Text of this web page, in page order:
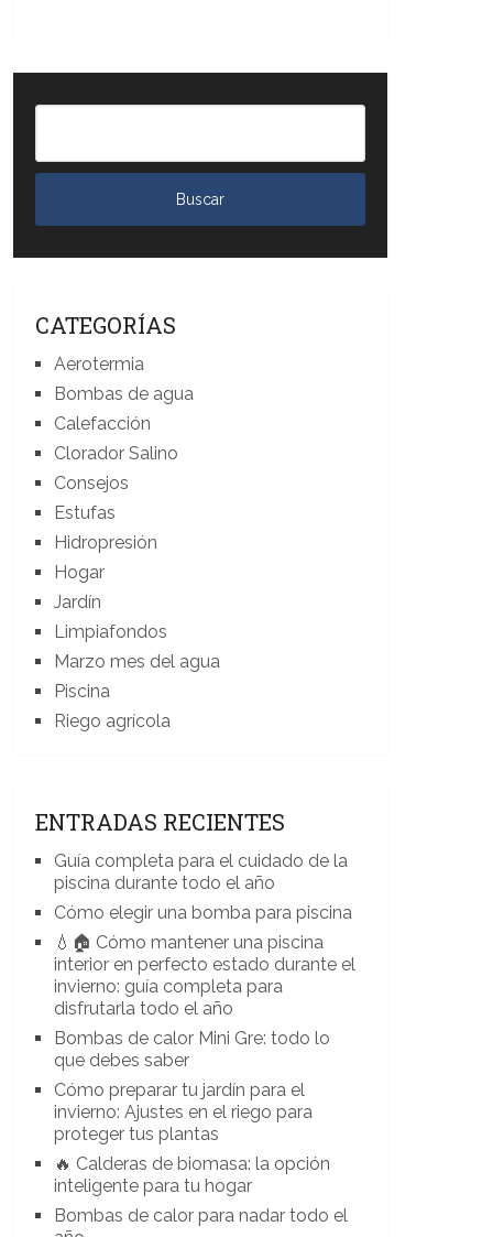
CATEGORÍAS
Aerotermia
Bombas de agua
Calefacción
Clorador Salino
Consejos
Estufas
Hidropresión
Hogar
Jardín
Limpiafondos
Marzo mes del agua
Piscina
Riego agrícola
ENTRADAS RECIENTES
Guía completa para el cuidado de la
piscina durante todo el año
Cómo elegir una bomba para piscina
💧🏠 Cómo mantener una piscina
interior en perfecto estado durante el
invierno: guía completa para
disfrutarla todo el año
Bombas de calor Mini Gre: todo lo
que debes saber
Cómo preparar tu jardín para el
invierno: Ajustes en el riego para
proteger tus plantas
🔥 Calderas de biomasa: la opción
inteligente para tu hogar
Bombas de calor para nadar todo el